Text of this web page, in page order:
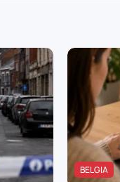
BELGIA